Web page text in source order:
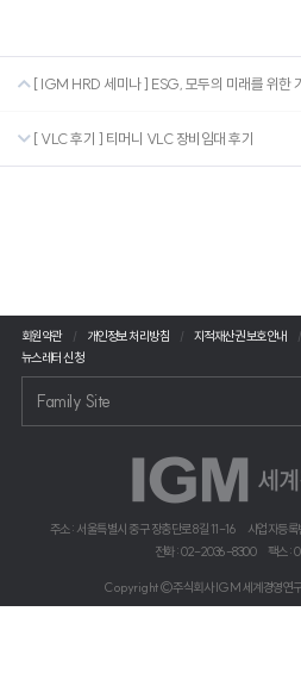
[ IGM HRD 세미나 ] ESG, 모두의 미래를 위한
[ VLC 후기 ] 티머니 VLC 장비임대 후기
회원약관 개인정보 처리방침 지적재산권 보호안내
뉴스레터 신청
Family Site
주소 : 서울특별시 중구 장충단로 8길 11-16 사업자등
전화 : 02-2036-8300
팩스 :
Copyright©주식회사 IGM 세계경영연